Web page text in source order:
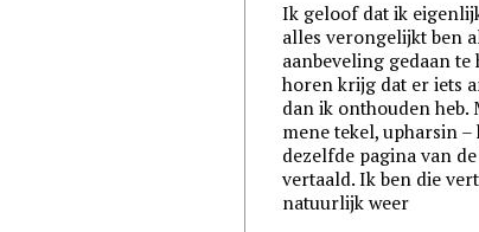
Ik geloof dat ik
alles verongelijkt ben
aanbeveling gedaan te
horen krijg dat er iets
dan ik onthouden heb.
mene tekel, upharsin
dezelfde pagina van
vertaald. Ik ben die
natuurlijk weer